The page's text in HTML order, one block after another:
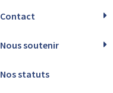
Contact
Nous soutenir
Nos statuts